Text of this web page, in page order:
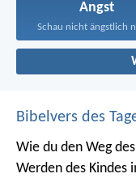
Angst
Bibelvers des
Wie du den Weg
Werden des Kindes